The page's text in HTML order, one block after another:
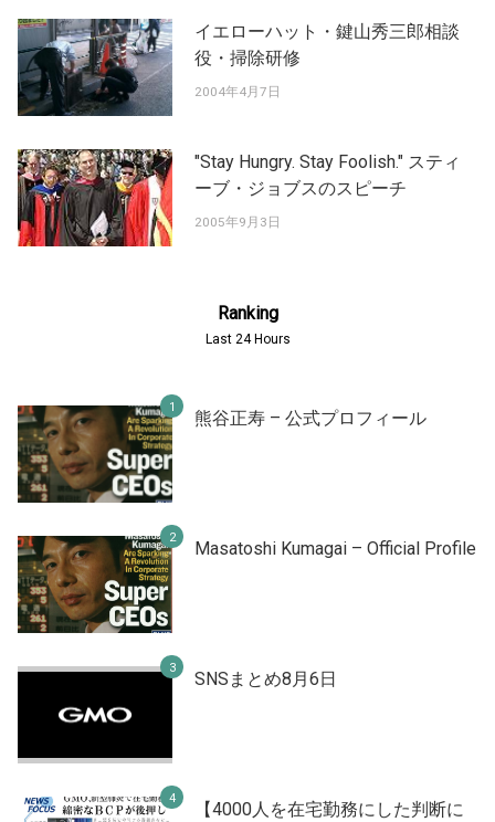
イエローハット・鍵山秀三郎相談
役・掃除研修
2004年4月7日
"Stay Hungry. Stay Foolish." スティ
ーブ・ジョブスのスピーチ
2005年9月3日
Ranking
Last 24 Hours
熊谷正寿 – 公式プロフィール
Masatoshi Kumagai – Official Profile
SNSまとめ8月6日
【4000人を在宅勤務にした判断に